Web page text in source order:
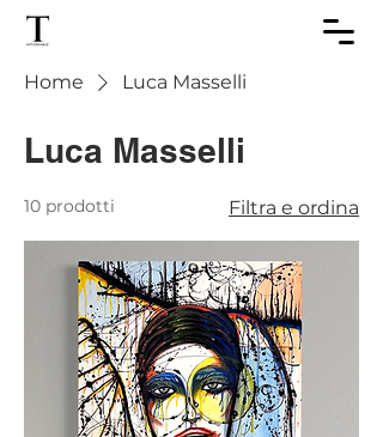
Home Luca Masselli
Luca Masselli
10 prodotti Filtra e ordina